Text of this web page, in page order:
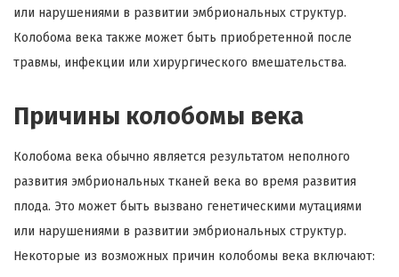
или нарушениями в развитии эмбриональных структур.
Колобома века также может быть приобретенной после
травмы, инфекции или хирургического вмешательства.
Причины колобомы века
Колобома века обычно является результатом неполного
развития эмбриональных тканей века во время развития
плода. Это может быть вызвано генетическими мутациями
или нарушениями в развитии эмбриональных структур.
Некоторые из возможных причин колобомы века включают: